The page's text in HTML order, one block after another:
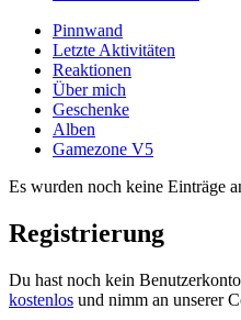
Pinnwand
Letzte Aktivitäten
Reaktionen
Über mich
Geschenke
Alben
Gamezone V5
Es wurden noch keine Einträge
Registrierung
Du hast noch kein
kostenlos und nimm an unserer